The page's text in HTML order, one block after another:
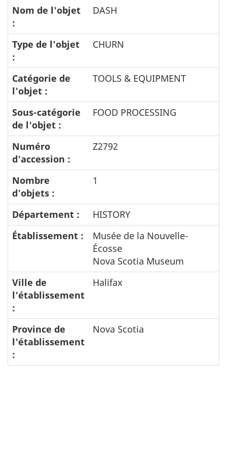
Nom de l'objet
:
DASH
Type de l'objet
:
CHURN
Catégorie de
l'objet :
TOOLS & EQUIPMENT
Sous-catégorie
de l'objet :
FOOD PROCESSING
Numéro
d'accession :
Z2792
Nombre
d'objets :
1
Département :
HISTORY
Établissement :
Musée de la Nouvelle-
Écosse
Nova Scotia Museum
Ville de
l'établissement
:
Halifax
Province de
l'établissement
:
Nova Scotia